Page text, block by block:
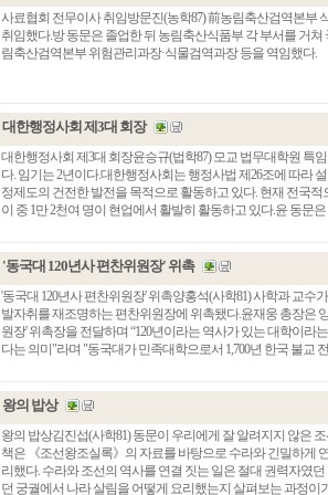
사료협회 전무이사 취임방문진(농학87) 前농림축산검역본부
취임했다.방 동문은 졸업한 뒤 농림축산식품부 각 부서를 거
림축산검역본부 위험관리과장·식물검역과장 등을 역임했다.
대한행정사회 제3대 회장
대한행정사회 제3대 회장윤승규(법학87) 모교 법무대학원 특
다. 임기는 2년이다.대한행정사회는 행정사법 제26조에 따라
정제도의 건전한 발전을 목적으로 활동하고 있다. 현재 전국
이 중 1만 2천여 명이 현업에서 활발히 활동하고 있다.윤 동문
'동국대 120년사 편찬위원장' 위촉
'동국대 120년사 편찬위원장' 위촉양홍석(사학81) 사학과 교수
발자취를 재조명하는 편찬위원장에 위촉됐다.윤재웅 총장은
원장' 위촉장을 전달하며 “120년이라는 역사가 있는 대학이라
다는 의미"라며 "동국대가 민족대학으로서 1,700년 한국 불교
왕의 밥상
왕의 밥상김진섭(사학81) 동문이 우리에게 잘 알려지지 않은
책은 《조선왕조실록》의 자료를 바탕으로 수라와 긴밀하게
리했다. 수라와 조선의 역사를 연결 짓는 일은 절대 권력자였
던 궁궐에서 나라 살림을 어떻게 요리했는지 살펴보는 과정이